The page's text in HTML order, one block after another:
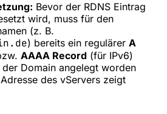
Bevor der RDNS Eintrag
wird, muss für den
(z. B.
) bereits ein regulärer A
AAAA Record (für IPv6)
Domain angelegt worden
des vServers zeigt